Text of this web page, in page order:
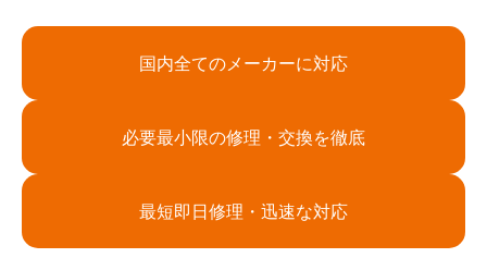
国内全てのメーカーに対応
必要最小限の修理・交換を徹底
最短即日修理・迅速な対応